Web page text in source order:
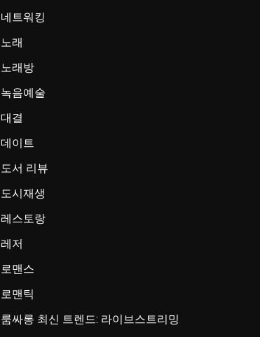
네트워킹
노래
노래방
녹음예술
대결
데이트
도서 리뷰
도시재생
레스토랑
레저
로맨스
로맨틱
룸싸롱 최신 트렌드: 라이브스트리밍